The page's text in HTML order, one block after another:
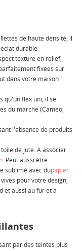
de haute densité, il
durable.
texturé en relief,
fixées sur
dans votre maison !
qu'un flex uni, il se
du marché (Cameo,
l'absence de produits
de jute. A associer
. Peut aussi être
sublimé avec dupapier
pour votre design,
et aussi au fur et à
par des teintes plus